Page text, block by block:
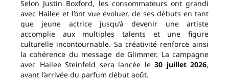
Selon Justin Boxford, les consommateurs ont grandi
avec Hailee et l’ont vue évoluer, de ses débuts en tant
que jeune actrice jusqu’à devenir une artiste
accomplie aux multiples talents et une figure
culturelle incontournable. Sa créativité renforce ainsi
la cohérence du message de Glimmer. La campagne
avec Hailee Steinfeld sera lancée le 30 juillet 2026,
avant l’arrivée du parfum début août.